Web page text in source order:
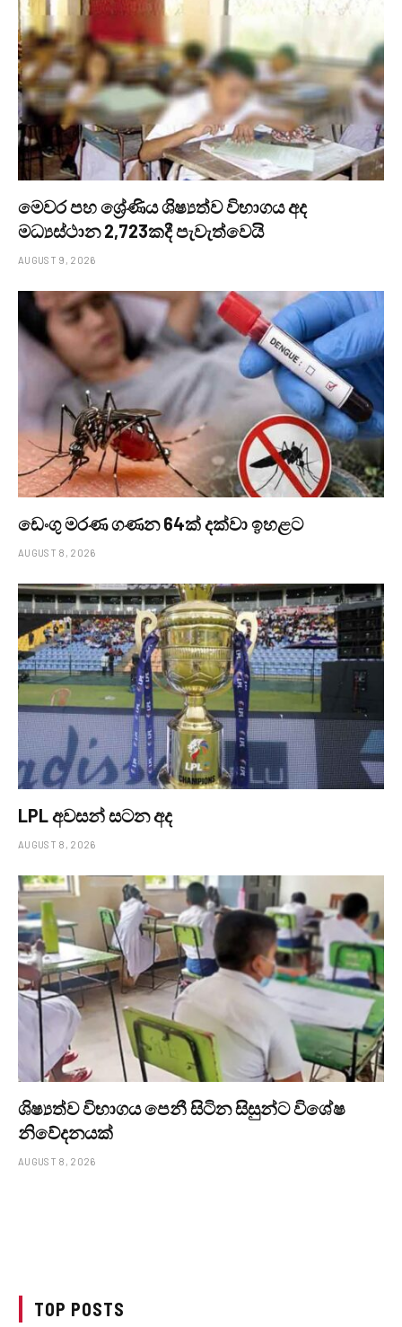
මෙවර පහ ශ්‍රේණිය ශිෂ්‍යත්ව විභාගය අද
මධ්‍යස්ථාන 2,723කදී පැවැත්වෙයි
AUGUST 9, 2026
ඩෙංගු මරණ ගණන 64ක් දක්වා ඉහළට
AUGUST 8, 2026
LPL අවසන් සටන අද
AUGUST 8, 2026
ශිෂ්‍යත්ව විභාගය පෙනී සිටින සිසුන්ට විශේෂ
නිවේදනයක්
AUGUST 8, 2026
TOP POSTS